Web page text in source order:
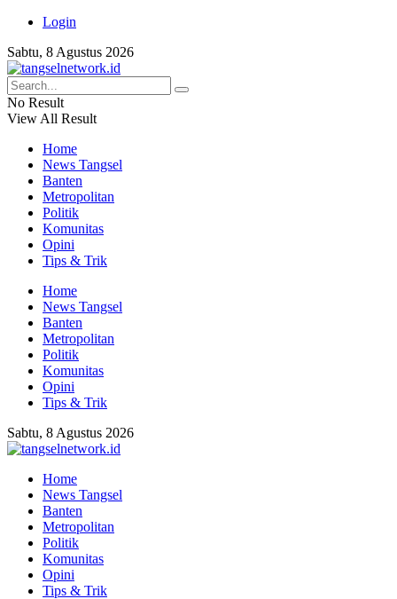
Login
Sabtu, 8 Agustus 2026
No Result
View All Result
Home
News Tangsel
Banten
Metropolitan
Politik
Komunitas
Opini
Tips & Trik
Home
News Tangsel
Banten
Metropolitan
Politik
Komunitas
Opini
Tips & Trik
Sabtu, 8 Agustus 2026
Home
News Tangsel
Banten
Metropolitan
Politik
Komunitas
Opini
Tips & Trik